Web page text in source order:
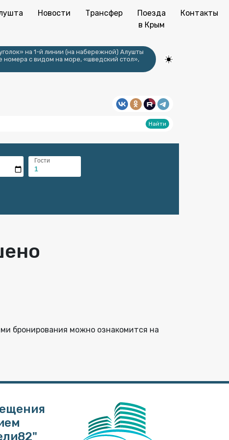
Новости Трансфер
Поезда
в Крым
Контакты
на 1-й линии (на набережной) Алушты
номера с видом на море, «шведский стол»,
Гости
бронирования можно ознакомится на